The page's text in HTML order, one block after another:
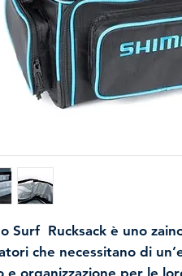
Surf Rucksack è uno
che necessitano di